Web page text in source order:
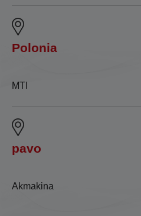
Polonia
MTI
pavo
Akmakina